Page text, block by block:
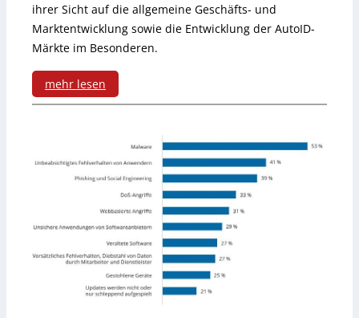
n
n
o
v
ihrer Sicht auf die allgemeine Geschäfts- und
Marktentwicklung sowie die Entwicklung der AutoID-
Märkte im Besonderen.
mehr lesen
:
I
-
T